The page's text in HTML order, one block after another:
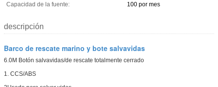
Capacidad de la fuente:
100 por mes
descripción
Barco de rescate marino y bote salvavidas
6.0M Botón salvavidas/de rescate totalmente cerrado
1. CCS/ABS